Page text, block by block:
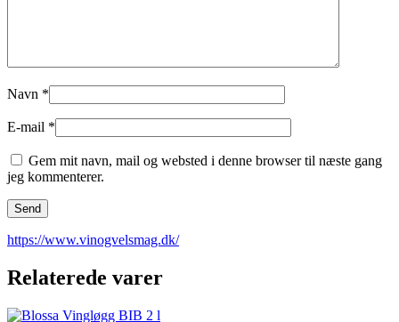
Navn *
E-mail *
Gem mit navn, mail og websted i denne browser til næste gang
jeg kommenterer.
https://www.vinogvelsmag.dk/
Relaterede varer